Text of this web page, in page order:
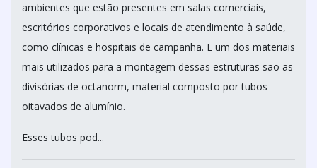
ambientes que estão presentes em salas comerciais,
escritórios corporativos e locais de atendimento à saúde,
como clínicas e hospitais de campanha. E um dos materiais
mais utilizados para a montagem dessas estruturas são as
divisórias de octanorm, material composto por tubos
oitavados de alumínio.
Esses tubos pod...